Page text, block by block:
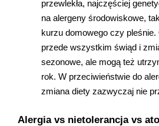
przewlekła, najczęściej
na alergeny środowiskowe,
kurzu domowego czy
przede wszystkim świąd i
sezonowe, ale mogą też
rok. W przeciwieństwie do
zmiana diety zazwyczaj nie
Alergia vs nietolerancja vs